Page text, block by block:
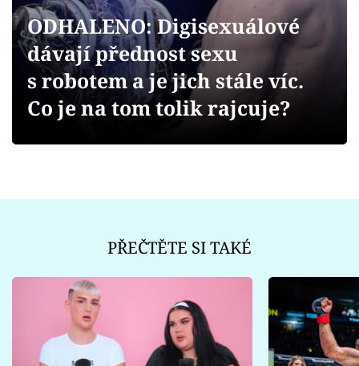
Videa
Sledujte prima+
ODHALENO: Digisexuálové
dávají přednost sexu
s robotem a je jich stále víc.
Co je na tom tolik rajcuje?
PŘEČTĚTE SI TAKÉ